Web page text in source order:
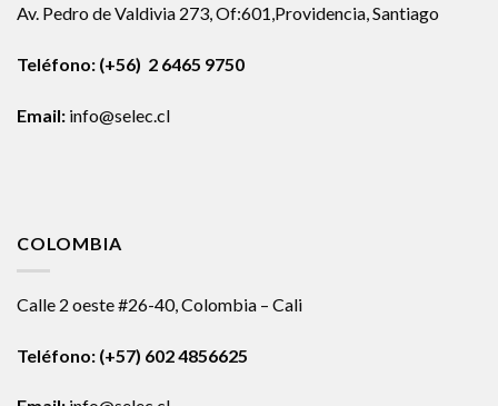
Av. Pedro de Valdivia 273, Of:601,Providencia, Santiago
Teléfono: (+56) 2 6465 9750
Email: info@selec.cl
COLOMBIA
Calle 2 oeste #26-40, Colombia – Cali
Teléfono: (+57) 602 4856625